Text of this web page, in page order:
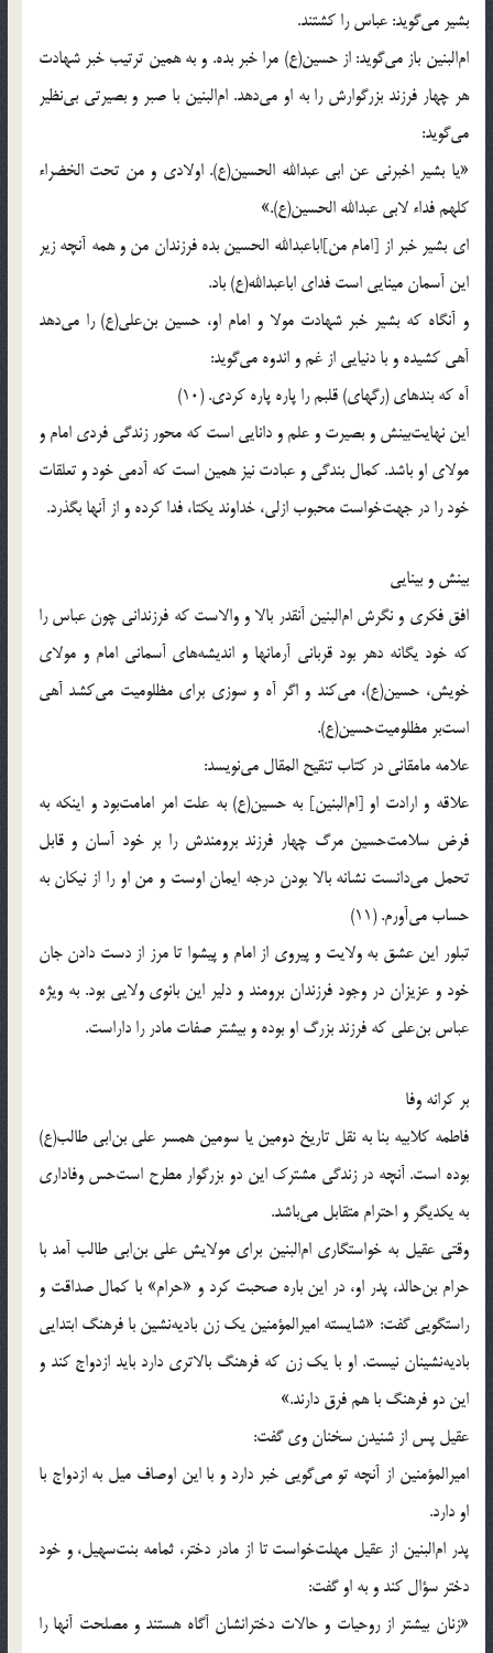
بشير مى‌گويد: عباس را كشتند.
ام‌البنين باز مى‌گويد: از حسين(ع) مرا خبر بده. و به همين ترتيب خبر شهادت
هر چهار فرزند بزرگوارش را به او مى‌دهد. ام‌البنين با صبر و بصيرتى بى‌نظير
مى‌گويد:
«يا بشير اخبرنى عن ابى عبدالله الحسين(ع). اولادى و من تحت الخضراء
كلهم فداء لابى عبدالله الحسين(ع).»
اى بشير خبر از [امام من]اباعبدالله الحسين بده فرزندان من و همه آنچه زير
اين آسمان مينايى است فداى اباعبدالله(ع) باد.
و آنگاه كه بشير خبر شهادت مولا و امام او، حسين بن‌على(ع) را مى‌دهد
آهى كشيده و با دنيايى از غم و اندوه مى‌گويد:
آه كه بندهاى (رگهاى) قلبم را پاره پاره كردى. (10)
اين نهايت‌بينش و بصيرت و علم و دانايى است كه محور زندگى فردى امام و
مولاى او باشد. كمال بندگى و عبادت نيز همين است كه آدمى خود و تعلقات
خود را در جهت‌خواست محبوب ازلى، خداوند يكتا، فدا كرده و از آنها بگذرد.
بينش و بينايى
افق فكرى و نگرش ام‌البنين آنقدر بالا و والاست كه فرزندانى چون عباس را
كه خود يگانه دهر بود قربانى آرمانها و انديشه‌هاى آسمانى امام و مولاى
خويش، حسين(ع)، مى‌كند و اگر آه و سوزى براى مظلوميت مى‌كشد آهى
است‌بر مظلوميت‌حسين(ع).
علامه مامقانى در كتاب تنقيح المقال مى‌نويسد:
علاقه و ارادت او [ام‌البنين] به حسين(ع) به علت امر امامت‌بود و اينكه به
فرض سلامت‌حسين مرگ چهار فرزند برومندش را بر خود آسان و قابل
تحمل مى‌دانست نشانه بالا بودن درجه ايمان اوست و من او را از نيكان به
حساب مى‌آورم. (11)
تبلور اين عشق به ولايت و پيروى از امام و پيشوا تا مرز از دست دادن جان
خود و عزيزان در وجود فرزندان برومند و دلير اين بانوى ولايى بود. به ويژه
عباس بن‌على كه فرزند بزرگ او بوده و بيشتر صفات مادر را داراست.
بر كرانه وفا
فاطمه كلابيه بنا به نقل تاريخ دومين يا سومين همسر على بن‌ابى طالب(ع)
بوده است. آنچه در زندگى مشترك اين دو بزرگوار مطرح است‌حس وفادارى
به يكديگر و احترام متقابل مى‌باشد.
وقتى عقيل به خواستگارى ام‌البنين براى مولايش على بن‌ابى طالب آمد با
حرام بن‌حالد، پدر او، در اين باره صحبت كرد و «حرام‌» با كمال صداقت و
راستگويى گفت: «شايسته اميرالمؤمنين يك زن باديه‌نشين با فرهنگ ابتدايى
باديه‌نشينان نيست. او با يك زن كه فرهنگ بالاترى دارد بايد ازدواج كند و
اين دو فرهنگ با هم فرق دارند.»
عقيل پس از شنيدن سخنان وى گفت:
اميرالمؤمنين از آنچه تو مى‌گويى خبر دارد و با اين اوصاف ميل به ازدواج با
او دارد.
پدر ام‌البنين از عقيل مهلت‌خواست تا از مادر دختر، ثمامه بنت‌سهيل، و خود
دختر سؤال كند و به او گفت:
«زنان بيشتر از روحيات و حالات دخترانشان آگاه هستند و مصلحت آنها را